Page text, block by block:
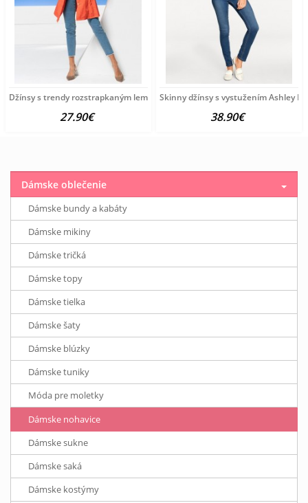
Džínsy s trendy rozstrapkaným lemom HEINE, modrobiele
27.90€
Skinny džínsy s vystužením Ashley
38.90€
Dámske oblečenie
Dámske bundy a kabáty
Dámske mikiny
Dámske tričká
Dámske topy
Dámske tielka
Dámske šaty
Dámske blúzky
Dámske tuniky
Móda pre moletky
Dámske nohavice
Dámske sukne
Dámske saká
Dámske kostýmy